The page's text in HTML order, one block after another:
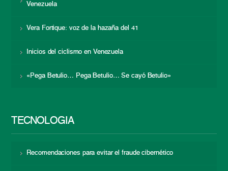
Venezuela
Vera Fortique: voz de la hazaña del 41
Inicios del ciclismo en Venezuela
«Pega Betulio… Pega Betulio… Se cayó Betulio»
TECNOLOGÍA
Recomendaciones para evitar el fraude cibernético